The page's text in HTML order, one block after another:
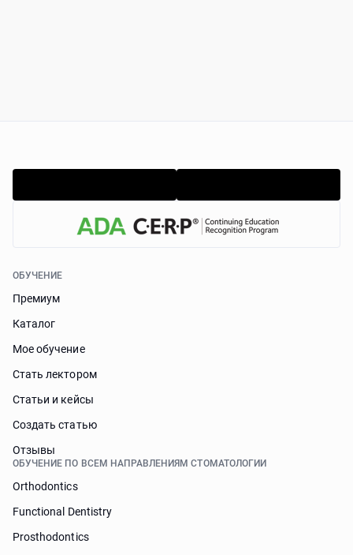
ОБУЧЕНИЕ
Премиум
Каталог
Мое обучение
Стать лектором
Статьи и кейсы
Cоздать статью
Отзывы
ОБУЧЕНИЕ ПО ВСЕМ НАПРАВЛЕНИЯМ СТОМАТОЛОГИИ
Orthodontics
Functional Dentistry
Prosthodontics